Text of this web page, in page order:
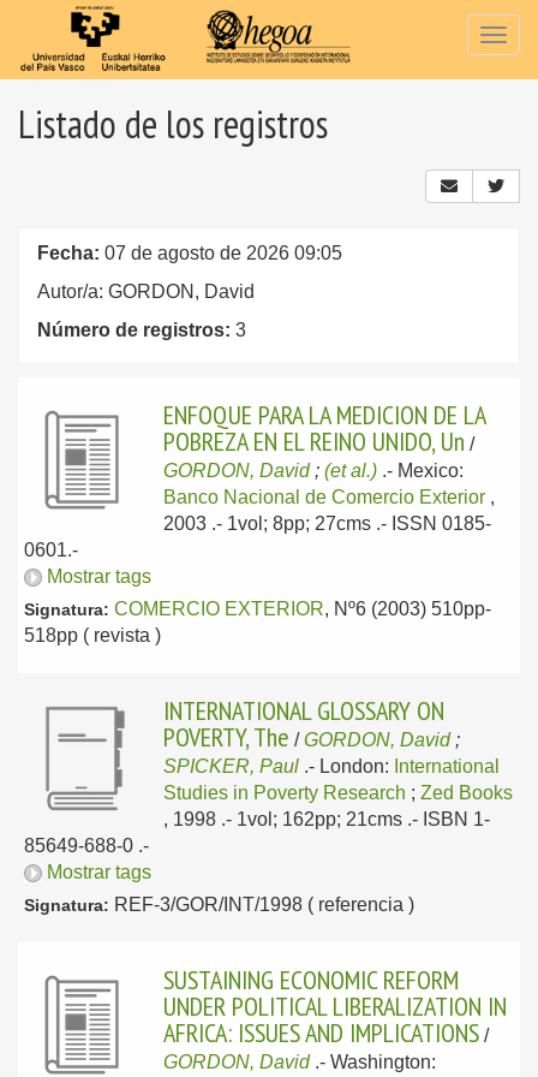
Listado de los registros
Fecha: 07 de agosto de 2026 09:05
Autor/a: GORDON, David
Número de registros: 3
ENFOQUE PARA LA MEDICION DE LA
POBREZA EN EL REINO UNIDO, Un /
GORDON, David; (et al.) .- Mexico:
Banco Nacional de Comercio Exterior ,
2003 .- 1vol; 8pp; 27cms .- ISSN 0185-
0601.-
Mostrar tags
Signatura: COMERCIO EXTERIOR, Nº6 (2003) 510pp-
518pp ( revista )
INTERNATIONAL GLOSSARY ON
POVERTY, The /GORDON, David;
SPICKER, Paul .- London: International
Studies in Poverty Research ; Zed Books
, 1998 .- 1vol; 162pp; 21cms .- ISBN 1-
85649-688-0 .-
Mostrar tags
Signatura: REF-3/GOR/INT/1998 ( referencia )
SUSTAINING ECONOMIC REFORM
UNDER POLITICAL LIBERALIZATION IN
AFRICA: ISSUES AND IMPLICATIONS /
GORDON, David .- Washington: